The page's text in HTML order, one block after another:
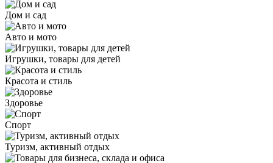
Дом и сад
Авто и мото
Игрушки, товары для детей
Красота и стиль
Здоровье
Спорт
Туризм, активный отдых